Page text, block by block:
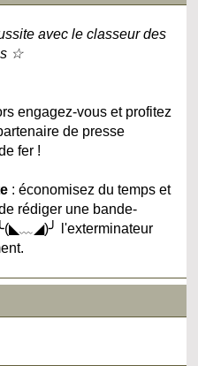
avec le classeur des
☆
engagez-vous et profitez
de presse
fer !
: économisez du temps et
rédiger une bande-
l'exterminateur